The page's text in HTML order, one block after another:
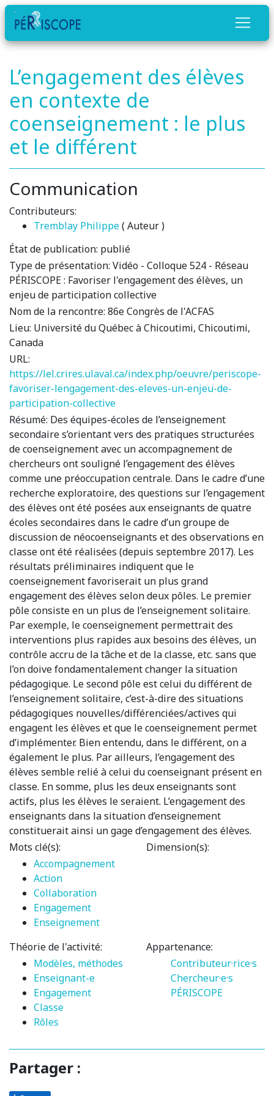
L’engagement des élèves
en contexte de
coenseignement : le plus
et le différent
Communication
Contributeurs:
Tremblay Philippe( Auteur )
État de publication: publié
Type de présentation: Vidéo - Colloque 524 - Réseau
PÉRISCOPE : Favoriser l'engagement des élèves, un
enjeu de participation collective
Nom de la rencontre: 86e Congrès de l'ACFAS
Lieu: Université du Québec à Chicoutimi, Chicoutimi,
Canada
URL:
https://lel.crires.ulaval.ca/index.php/oeuvre/periscope-
favoriser-lengagement-des-eleves-un-enjeu-de-
participation-collective
Résumé: Des équipes-écoles de l’enseignement
secondaire s’orientant vers des pratiques structurées
de coenseignement avec un accompagnement de
chercheurs ont souligné l’engagement des élèves
comme une préoccupation centrale. Dans le cadre d’une
recherche exploratoire, des questions sur l’engagement
des élèves ont été posées aux enseignants de quatre
écoles secondaires dans le cadre d’un groupe de
discussion de néocoenseignants et des observations en
classe ont été réalisées (depuis septembre 2017). Les
résultats préliminaires indiquent que le
coenseignement favoriserait un plus grand
engagement des élèves selon deux pôles. Le premier
pôle consiste en un plus de l’enseignement solitaire.
Par exemple, le coenseignement permettrait des
interventions plus rapides aux besoins des élèves, un
contrôle accru de la tâche et de la classe, etc. sans que
l’on doive fondamentalement changer la situation
pédagogique. Le second pôle est celui du différent de
l’enseignement solitaire, c’est-à-dire des situations
pédagogiques nouvelles/différenciées/actives qui
engagent les élèves et que le coenseignement permet
d’implémenter. Bien entendu, dans le différent, on a
également le plus. Par ailleurs, l’engagement des
élèves semble relié à celui du coenseignant présent en
classe. En somme, plus les deux enseignants sont
actifs, plus les élèves le seraient. L’engagement des
enseignants dans la situation d’enseignement
constituerait ainsi un gage d’engagement des élèves.
Mots clé(s):
Accompagnement
Action
Collaboration
Engagement
Enseignement
Dimension(s):
Théorie de l'activité:
Modèles, méthodes
Enseignant-e
Engagement
Classe
Rôles
Appartenance:
Contributeur·rice·s
Chercheur·e·s
PÉRISCOPE
Partager :